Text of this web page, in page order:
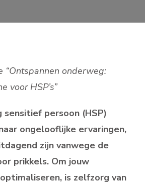
“Ontspannen onderweg:
voor HSP’s”
sensitief persoon (HSP)
ongelooflijke ervaringen,
zijn vanwege de
prikkels. Om jouw
is zelfzorg van